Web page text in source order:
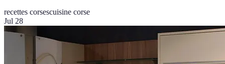
recettes corsescuisine corse
Jul 28